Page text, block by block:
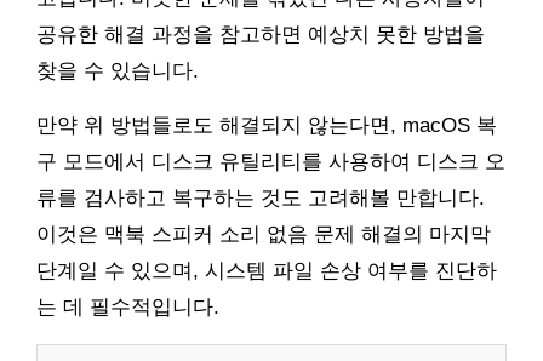
공유한 해결 과정을 참고하면 예상치 못한 방법을
찾을 수 있습니다.
만약 위 방법들로도 해결되지 않는다면, macOS 복
구 모드에서 디스크 유틸리티를 사용하여 디스크 오
류를 검사하고 복구하는 것도 고려해볼 만합니다.
이것은 맥북 스피커 소리 없음 문제 해결의 마지막
단계일 수 있으며, 시스템 파일 손상 여부를 진단하
는 데 필수적입니다.